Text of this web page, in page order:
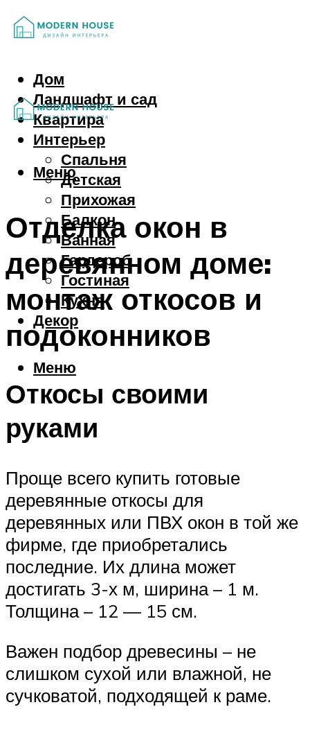
Дом
Ландшафт и сад
Квартира
Интерьер
Спальня
Детская
Прихожая
Балкон
Ванная
Гардероб
Гостиная
Кухня
Декор
Меню
Меню
Отделка окон в
деревянном доме:
монтаж откосов и
подоконников
Откосы своими
руками
Проще всего купить готовые
деревянные откосы для
деревянных или ПВХ окон в той же
фирме, где приобретались
последние. Их длина может
достигать 3-х м, ширина – 1 м.
Толщина – 12 — 15 см.
Важен подбор древесины – не
слишком сухой или влажной, не
сучковатой, подходящей к раме.